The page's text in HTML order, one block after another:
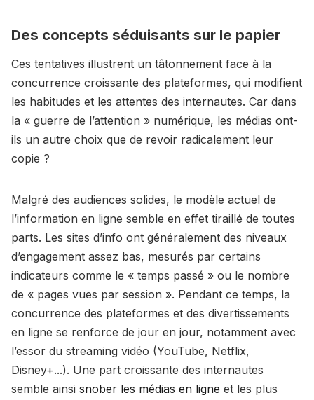
Des concepts séduisants sur le papier
Ces tentatives illustrent un tâtonnement face à la
concurrence croissante des plateformes, qui modifient
les habitudes et les attentes des internautes. Car dans
la « guerre de l’attention » numérique, les médias ont-
ils un autre choix que de revoir radicalement leur
copie ?
Malgré des audiences solides, le modèle actuel de
l’information en ligne semble en effet tiraillé de toutes
parts. Les sites d’info ont généralement des niveaux
d’engagement assez bas, mesurés par certains
indicateurs comme le « temps passé » ou le nombre
de « pages vues par session ». Pendant ce temps, la
concurrence des plateformes et des divertissements
en ligne se renforce de jour en jour, notamment avec
l’essor du streaming vidéo (YouTube, Netflix,
Disney+...). Une part croissante des internautes
semble ainsi snober les médias en ligne et les plus